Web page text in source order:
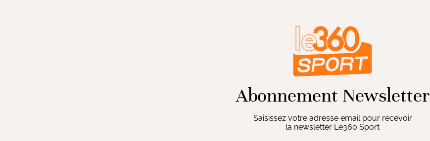
Abonnement Newsletter
Saisissez votre adresse email pour recevoir
la newsletter Le360 Sport